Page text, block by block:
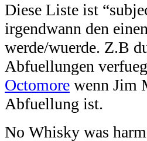
Diese Liste ist
irgendwann den
werde/wuerde. Z.B
Abfuellungen
Octomore wenn Jim
Abfuellung ist.
No Whisky was